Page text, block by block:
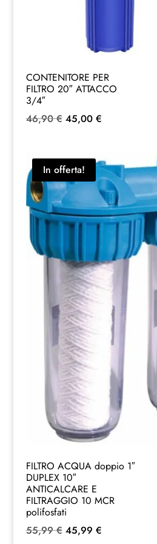
CONTENITORE PER
FILTRO 20″ ATTACCO
3/4″
46,90€ Il
era:
46,90 €.
45,00 €Il
è:
45,00 €.
In offerta!
FILTRO ACQUA doppio 1″
DUPLEX 10″
ANTICALCARE E
FILTRAGGIO 10 MCR
polifosfati
55,99€ Il
45,99 €Il